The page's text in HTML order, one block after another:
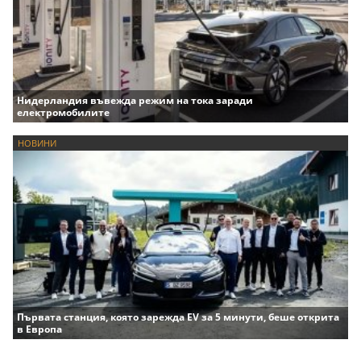
Нидерландия въвежда режим на тока заради
електромобилите
НОВИНИ
Първата станция, която зарежда EV за 5 минути, беше открита
в Европа